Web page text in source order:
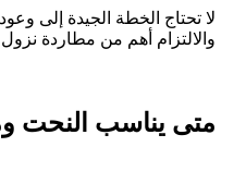
لا تحتاج الخطة الجيدة إلى
والالتزام أهم من مطاردة
متى يناسب النحت